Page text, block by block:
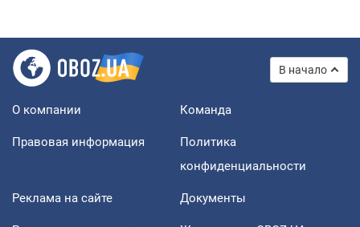
В начало
О компании Команда
Правовая информация
Политика
конфиденциальности
Реклама на сайте Документы